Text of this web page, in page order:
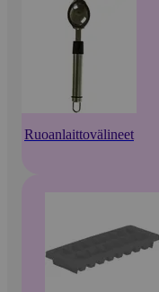
Ruoanlaittovälineet